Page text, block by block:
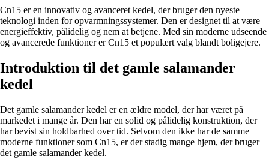
Cn15 er en innovativ og avanceret kedel, der bruger den nyeste
teknologi inden for opvarmningssystemer. Den er designet til at være
energieffektiv, pålidelig og nem at betjene. Med sin moderne udseende
og avancerede funktioner er Cn15 et populært valg blandt boligejere.
Introduktion til det gamle salamander
kedel
Det gamle salamander kedel er en ældre model, der har været på
markedet i mange år. Den har en solid og pålidelig konstruktion, der
har bevist sin holdbarhed over tid. Selvom den ikke har de samme
moderne funktioner som Cn15, er der stadig mange hjem, der bruger
det gamle salamander kedel.